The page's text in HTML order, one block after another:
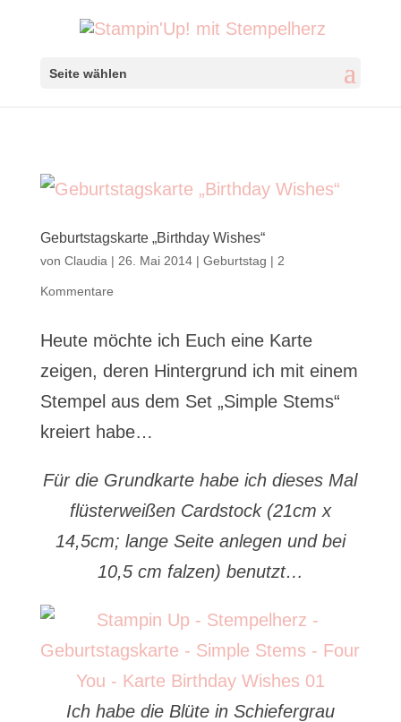
Seite wählen
Geburtstagskarte „Birthday Wishes“
von Claudia | 26. Mai 2014| Geburtstag | 2
Kommentare
Heute möchte ich Euch eine Karte
zeigen, deren Hintergrund ich mit einem
Stempel aus dem Set „Simple Stems“
kreiert habe…
Für die Grundkarte habe ich dieses Mal
flüsterweißen Cardstock (21cm x
14,5cm; lange Seite anlegen und bei
10,5 cm falzen) benutzt…
Ich habe die Blüte in Schiefergrau